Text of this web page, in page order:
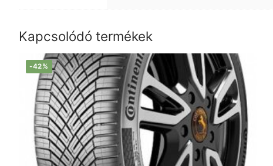
Kapcsolódó termékek
-42%